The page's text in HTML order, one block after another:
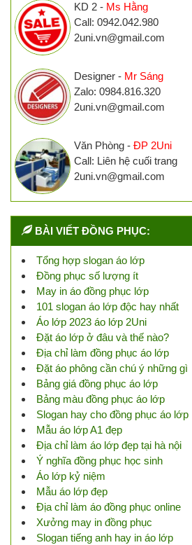
KD 2 - Ms Hằng
Call: 0942.042.980
2uni.vn@gmail.com
Designer - Mr Sáng
Zalo: 0984.816.320
2uni.vn@gmail.com
Văn Phòng - ĐP 2Uni
Call: Liên hệ cuối trang
2uni.vn@gmail.com
BÀI VIẾT ĐỒNG PHỤC:
Tổng hợp slogan áo lớp
Đồng phục số lượng ít
May in áo đồng phục lớp
101 slogan áo lớp độc hay nhất
Áo lớp 2023 áo lớp 2Uni
Đặt áo lớp ở đâu và thế nào?
Địa chỉ làm đồng phục áo lớp
Đặt áo phông cần chú ý những gì
Bảng giá đồng phục áo lớp
Bảng màu đồng phục áo lớp
Slogan hay cho đồng phục áo lớp
Mẫu áo lớp A1 đẹp
Địa chỉ làm áo lớp đẹp tại hà nội
Ý nghĩa đồng phục học sinh
Áo lớp kỷ niệm
Mẫu áo lớp đẹp
Địa chỉ làm áo đồng phục online
Xưởng may in đồng phục
Slogan tiếng anh hay in áo lớp